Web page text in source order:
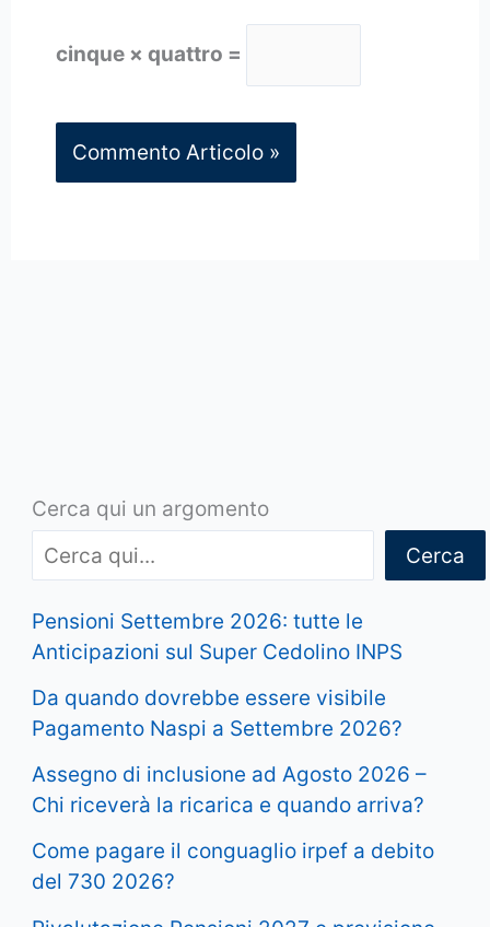
cinque × quattro =
Cerca qui un argomento
Cerca
Pensioni Settembre 2026: tutte le
Anticipazioni sul Super Cedolino INPS
Da quando dovrebbe essere visibile
Pagamento Naspi a Settembre 2026?
Assegno di inclusione ad Agosto 2026 –
Chi riceverà la ricarica e quando arriva?
Come pagare il conguaglio irpef a debito
del 730 2026?